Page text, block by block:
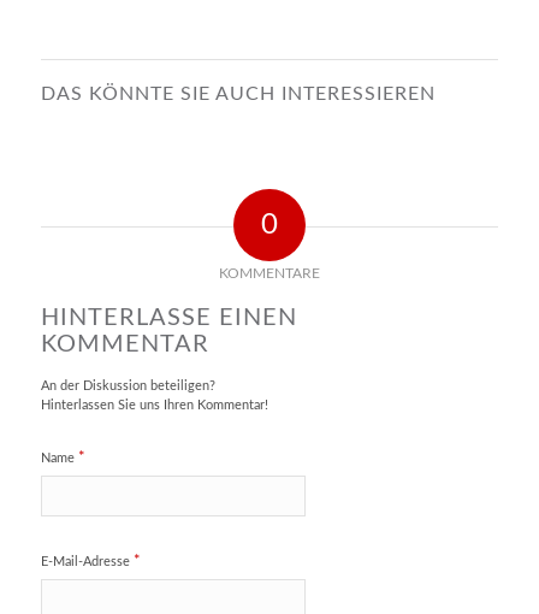
DAS KÖNNTE SIE AUCH INTERESSIEREN
0
KOMMENTARE
HINTERLASSE EINEN
KOMMENTAR
An der Diskussion beteiligen?
Hinterlassen Sie uns Ihren Kommentar!
Name *
E-Mail-Adresse *